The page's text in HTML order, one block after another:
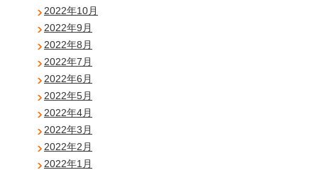
2022年10月
2022年9月
2022年8月
2022年7月
2022年6月
2022年5月
2022年4月
2022年3月
2022年2月
2022年1月